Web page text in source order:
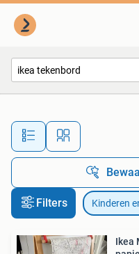
Alle
Filters Kinderen
Ikea